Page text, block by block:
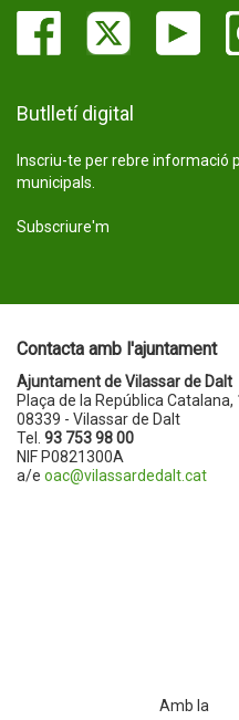
Butlletí digital
Inscriu-te per rebre informació
municipals.
Subscriure'm
Contacta amb l'ajuntament
Ajuntament de Vilassar de Dalt
Plaça de la República Catalana,
08339 - Vilassar de Dalt
Tel. 93 753 98 00
NIF P0821300A
a/e oac@vilassardedalt.cat
Amb la